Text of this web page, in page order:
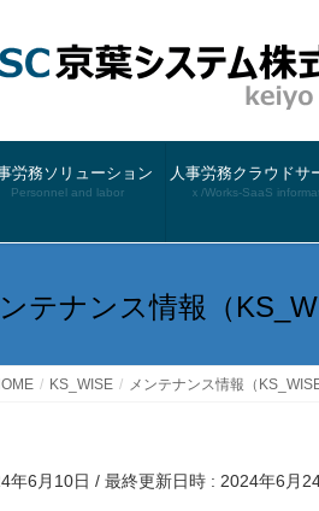
労務ソリューション
Personnel and labor
人事労務クラウドサ
ｘ/Works-SaaS
テナンス情報（
KS_WISE メンテナンス情報（KS_WISE
年6月10日 / 最終更新日時 : 2024年6月